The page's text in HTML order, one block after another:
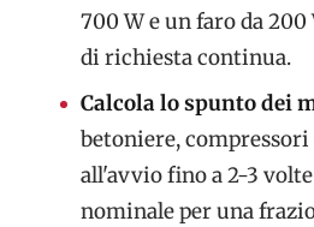
700 W e un faro da 200
di richiesta continua.
Calcola lo spunto dei
betoniere, compressori
all'avvio fino a 2-3
nominale per una